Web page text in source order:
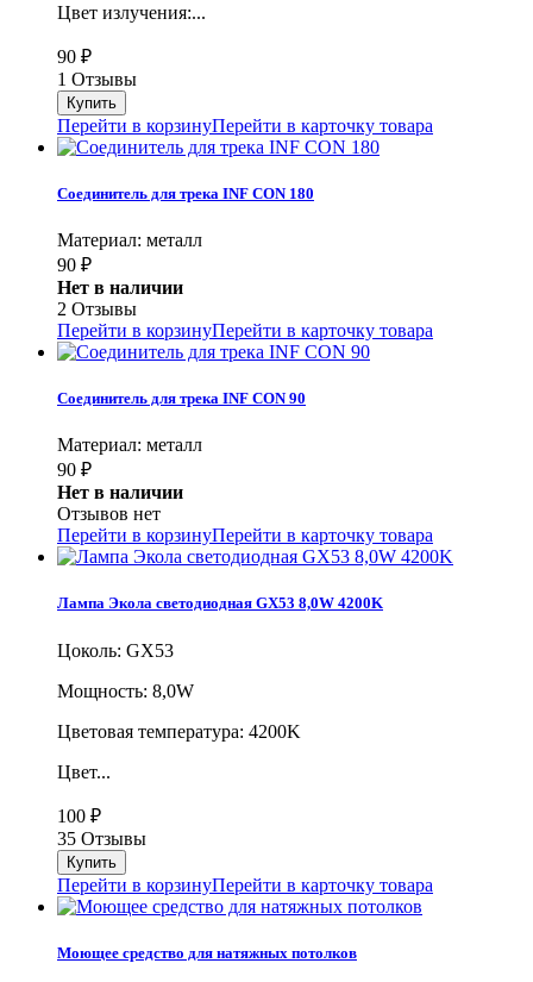
Цвет излучения:...
90 ₽
1 Отзывы
Перейти в корзинуПерейти в карточку товара
Cоединитель для трека INF CON 180
Материал: металл
90 ₽
Нет в наличии
2 Отзывы
Перейти в корзинуПерейти в карточку товара
Cоединитель для трека INF CON 90
Материал: металл
90 ₽
Нет в наличии
Отзывов нет
Перейти в корзинуПерейти в карточку товара
Лампа Экола светодиодная GX53 8,0W 4200K
Цоколь: GX53
Мощность: 8,0W
Цветовая температура: 4200K
Цвет...
100 ₽
35 Отзывы
Перейти в корзинуПерейти в карточку товара
Моющее средство для натяжных потолков